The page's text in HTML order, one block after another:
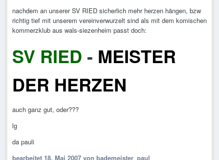
nachdem an unserer SV RIED sicherlich mehr herzen hängen, bzw
richtig tief mit unserem vereinverwurzelt sind als mit dem komischen
kommerzklub aus wals-siezenheim passt doch:
SV RIED - MEISTER
DER HERZEN
auch ganz gut, oder???
lg
da pauli
bearbeitet 18. Mai 2007 von bademeister_paul